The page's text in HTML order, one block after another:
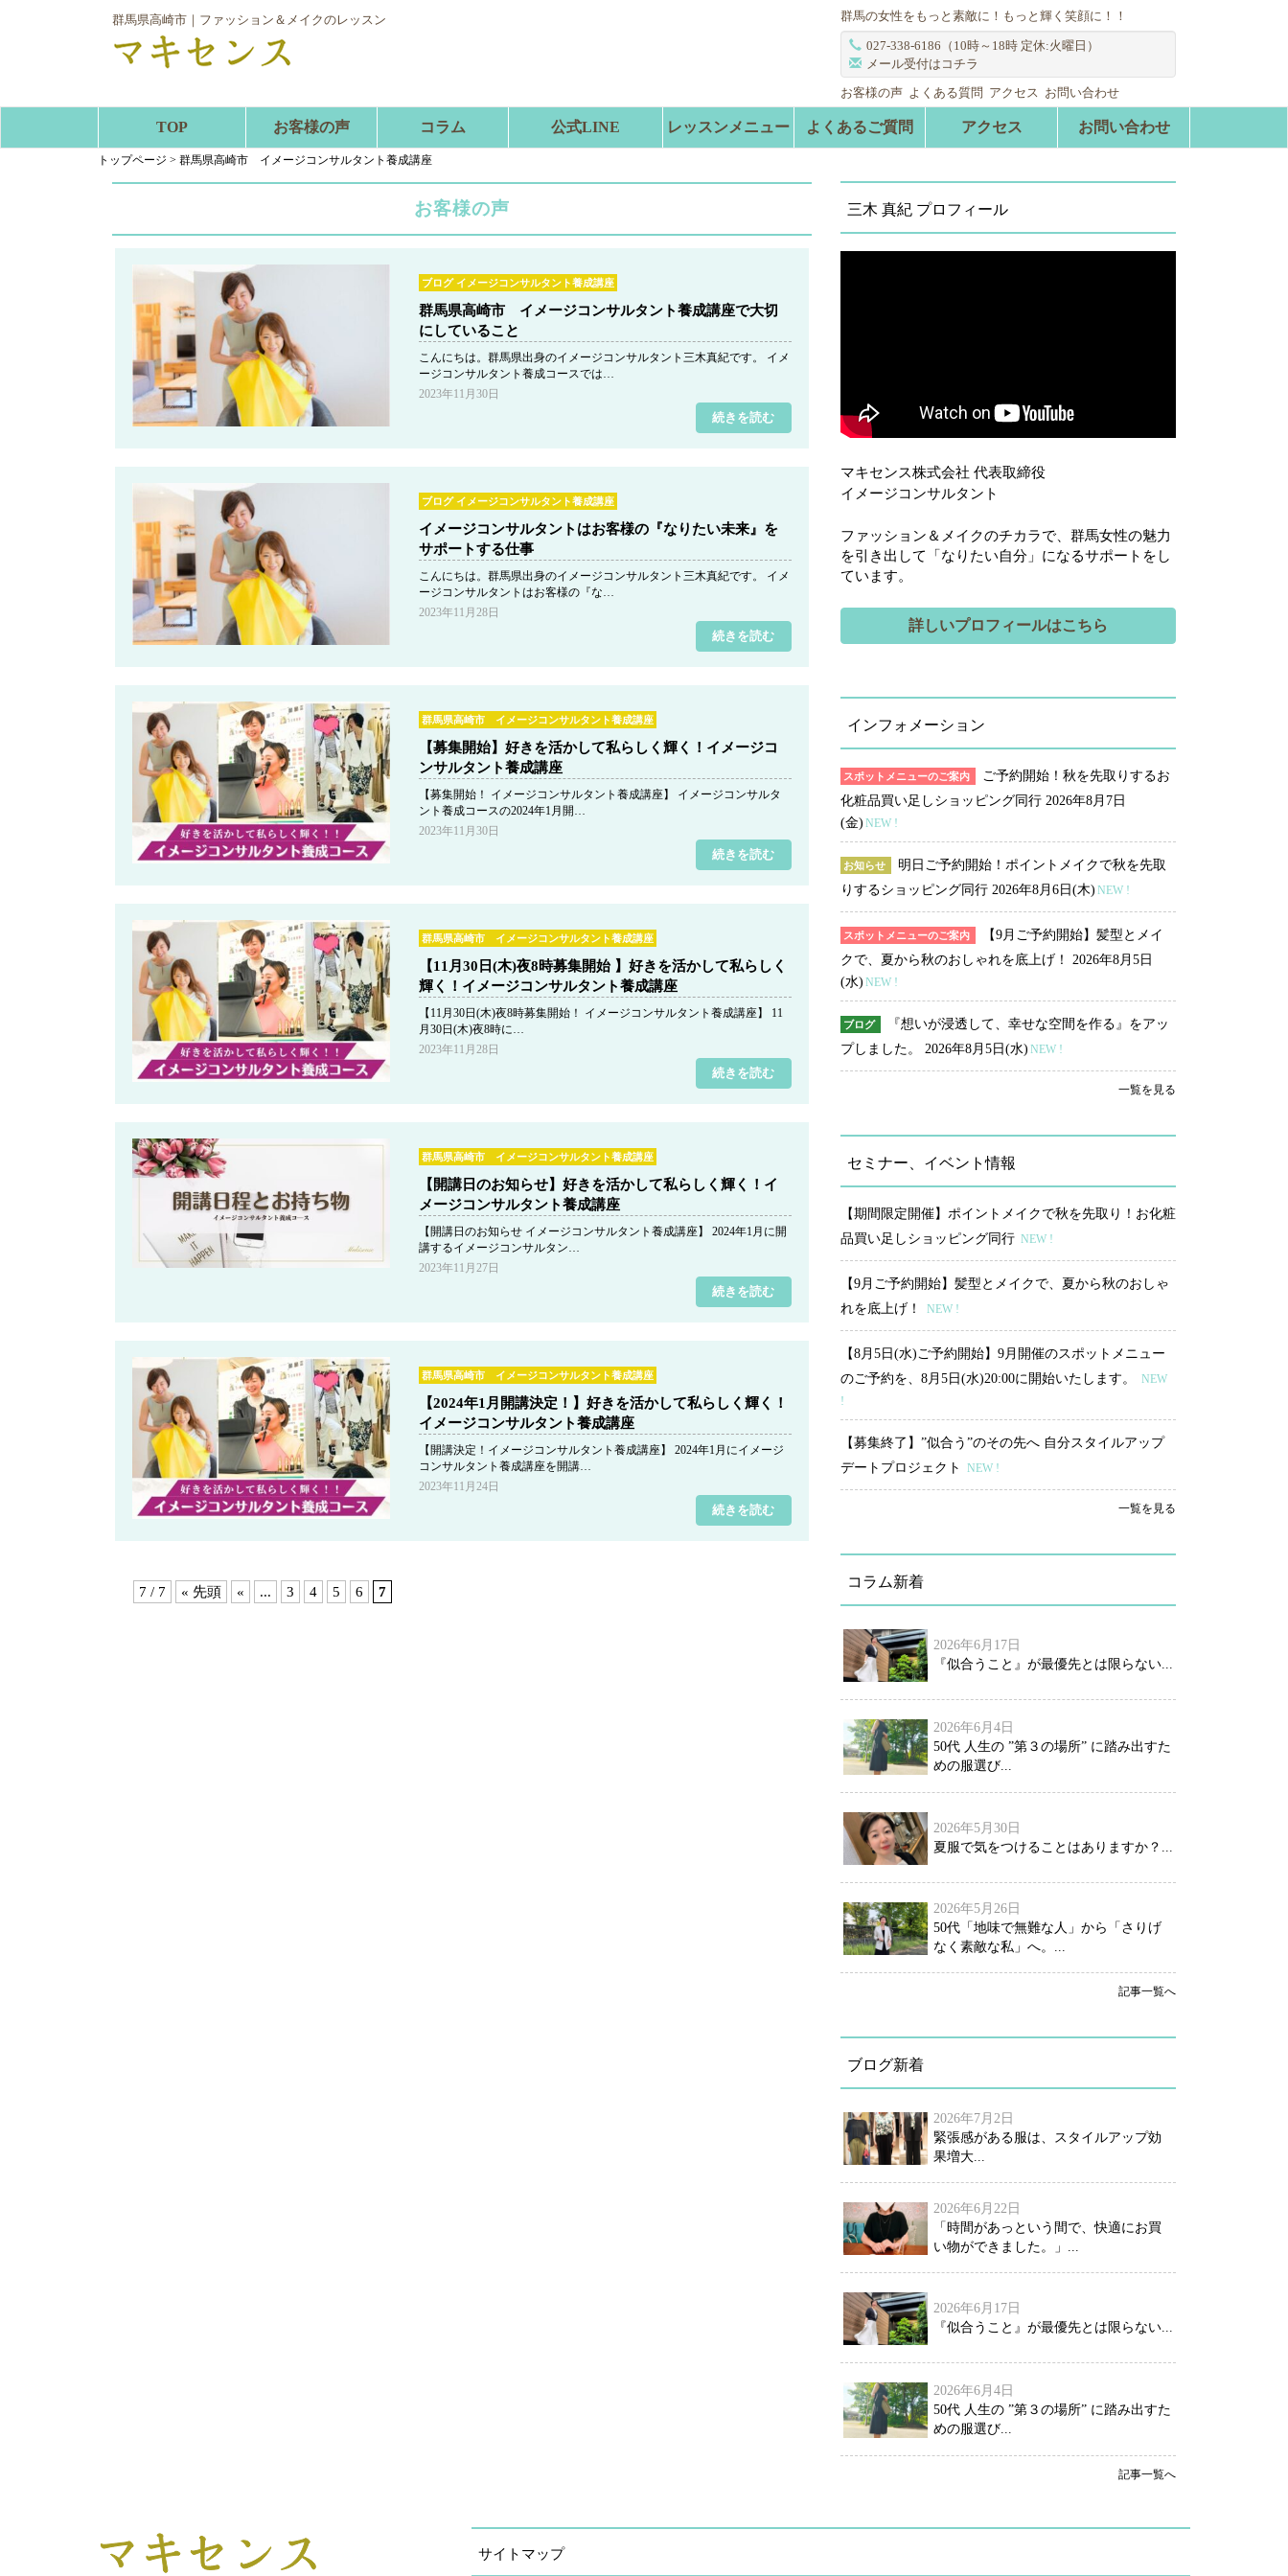
群馬県高崎市｜ファッション＆メイクのレッスン 群馬の女性をもっと素敵に！もっと輝く笑顔に！！
027-338-6186（10時～18時 定休:火曜日）
メール受付はコチラ
お客様の声 よくある質問 アクセス お問い合わせ
TOP お客様の声 コラム 公式LINE レッスンメニュー よくあるご質問 アクセス お問い合わせ
トップページ > 群馬県高崎市 イメージコンサルタント養成講座
お客様の声
ブログ イメージコンサルタント養成講座
群馬県高崎市 イメージコンサルタント養成講座で大切
にしていること
こんにちは。群馬県出身のイメージコンサルタント三木真紀です。 イメ
ージコンサルタント養成コースでは…
2023年11月30日
続きを読む
ブログ イメージコンサルタント養成講座
イメージコンサルタントはお客様の『なりたい未来』を
サポートする仕事
こんにちは。群馬県出身のイメージコンサルタント三木真紀です。 イメ
ージコンサルタントはお客様の『な…
2023年11月28日
続きを読む
群馬県高崎市 イメージコンサルタント養成講座
【募集開始】好きを活かして私らしく輝く！イメージコ
ンサルタント養成講座
【募集開始！ イメージコンサルタント養成講座】 イメージコンサルタ
ント養成コースの2024年1月開…
2023年11月30日
続きを読む
群馬県高崎市 イメージコンサルタント養成講座
【11月30日(木)夜8時募集開始 】好きを活かして私らしく
輝く！イメージコンサルタント養成講座
【11月30日(木)夜8時募集開始！ イメージコンサルタント養成講座】 11
月30日(木)夜8時に…
2023年11月28日
続きを読む
群馬県高崎市 イメージコンサルタント養成講座
【開講日のお知らせ】好きを活かして私らしく輝く！イ
メージコンサルタント養成講座
【開講日のお知らせ イメージコンサルタント養成講座】 2024年1月に開
講するイメージコンサルタン…
2023年11月27日
続きを読む
群馬県高崎市 イメージコンサルタント養成講座
【2024年1月開講決定！】好きを活かして私らしく輝く！
イメージコンサルタント養成講座
【開講決定！イメージコンサルタント養成講座】 2024年1月にイメージ
コンサルタント養成講座を開講…
2023年11月24日
続きを読む
7 / 7 « 先頭 « ... 3 4 5 6 7
三木 真紀 プロフィール
マキセンス株式会社 代表取締役
イメージコンサルタント
ファッション＆メイクのチカラで、群馬女性の魅力
を引き出して「なりたい自分」になるサポートをし
ています。
詳しいプロフィールはこちら
インフォメーション
スポットメニューのご案内
ご予約開始！秋を先取りするお
化粧品買い足しショッピング同行 2026年8月7日
(金) NEW !
お知らせ
明日ご予約開始！ポイントメイクで秋を先取
りするショッピング同行 2026年8月6日(木) NEW !
スポットメニューのご案内
【9月ご予約開始】髪型とメイ
クで、夏から秋のおしゃれを底上げ！ 2026年8月5日
(水) NEW !
ブログ
『想いが浸透して、幸せな空間を作る』をアッ
プしました。 2026年8月5日(水) NEW !
一覧を見る
セミナー、イベント情報
【期間限定開催】ポイントメイクで秋を先取り！お化粧
品買い足しショッピング同行 NEW !
【9月ご予約開始】髪型とメイクで、夏から秋のおしゃ
れを底上げ！
NEW !
【8月5日(水)ご予約開始】9月開催のスポットメニュー
のご予約を、8月5日(水)20:00に開始いたします。
NEW
!
【募集終了】”似合う”のその先へ 自分スタイルアップ
デートプロジェクト
NEW !
一覧を見る
コラム新着
2026年6月17日
『似合うこと』が最優先とは限らない...
2026年6月4日
50代 人生の ”第３の場所” に踏み出すた
めの服選び...
2026年5月30日
夏服で気をつけることはありますか？...
2026年5月26日
50代「地味で無難な人」から「さりげ
なく素敵な私」へ。...
記事一覧へ
ブログ新着
2026年7月2日
緊張感がある服は、スタイルアップ効
果増大...
2026年6月22日
「時間があっという間で、快適にお買
い物ができました。」...
2026年6月17日
『似合うこと』が最優先とは限らない...
2026年6月4日
50代 人生の ”第３の場所” に踏み出すた
めの服選び...
記事一覧へ
サイトマップ